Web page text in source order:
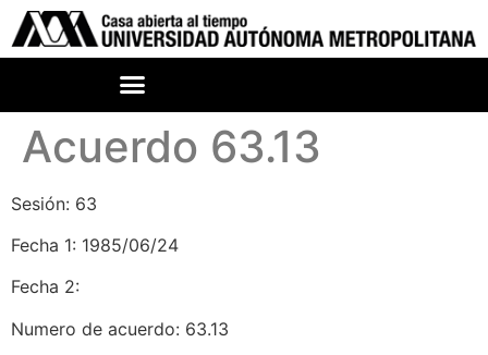
Acuerdo 63.13
Sesión: 63
Fecha 1: 1985/06/24
Fecha 2:
Numero de acuerdo: 63.13